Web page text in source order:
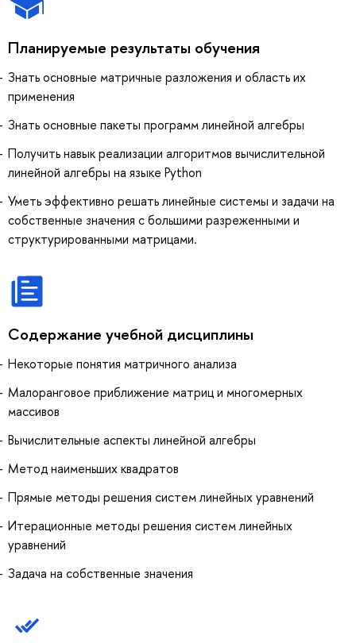
Планируемые результаты обучения
Знать основные матричные разложения и область их
применения
Знать основные пакеты программ линейной алгебры
Получить навык реализации алгоритмов вычислительной
линейной алгебры на языке Python
Уметь эффективно решать линейные системы и задачи на
собственные значения с большими разреженными и
структурированными матрицами.
Содержание учебной дисциплины
Некоторые понятия матричного анализа
Малоранговое приближение матриц и многомерных
массивов
Вычислительные аспекты линейной алгебры
Метод наименьших квадратов
Прямые методы решения систем линейных уравнений
Итерационные методы решения систем линейных
уравнений
Задача на собственные значения